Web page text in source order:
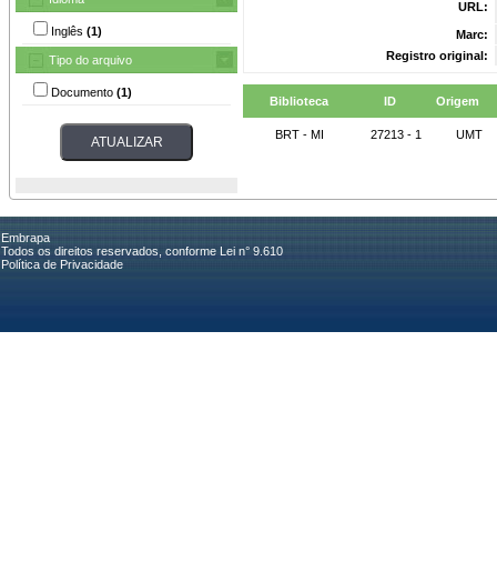
Inglês (1)
Tipo do arquivo
Documento (1)
URL:
Marc:
Registro original:
Biblioteca ID Origem
BRT - MI 27213 - 1 UMT
Embrapa
Todos os direitos reservados, conforme Lei n° 9.610
Política de Privacidade